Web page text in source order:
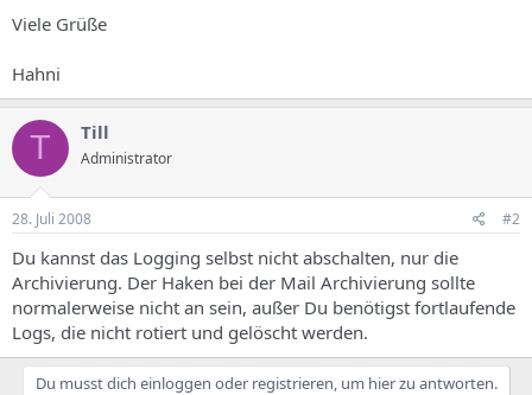
Viele Grüße
Hahni
T Till
Administrator
28. Juli 2008 #2
Du kannst das Logging selbst nicht abschalten, nur die
Archivierung. Der Haken bei der Mail Archivierung sollte
normalerweise nicht an sein, außer Du benötigst fortlaufende
Logs, die nicht rotiert und gelöscht werden.
Du musst dich einloggen oder registrieren, um hier zu antworten.